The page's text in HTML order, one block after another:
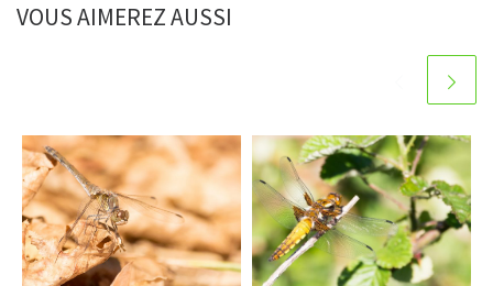
VOUS AIMEREZ AUSSI